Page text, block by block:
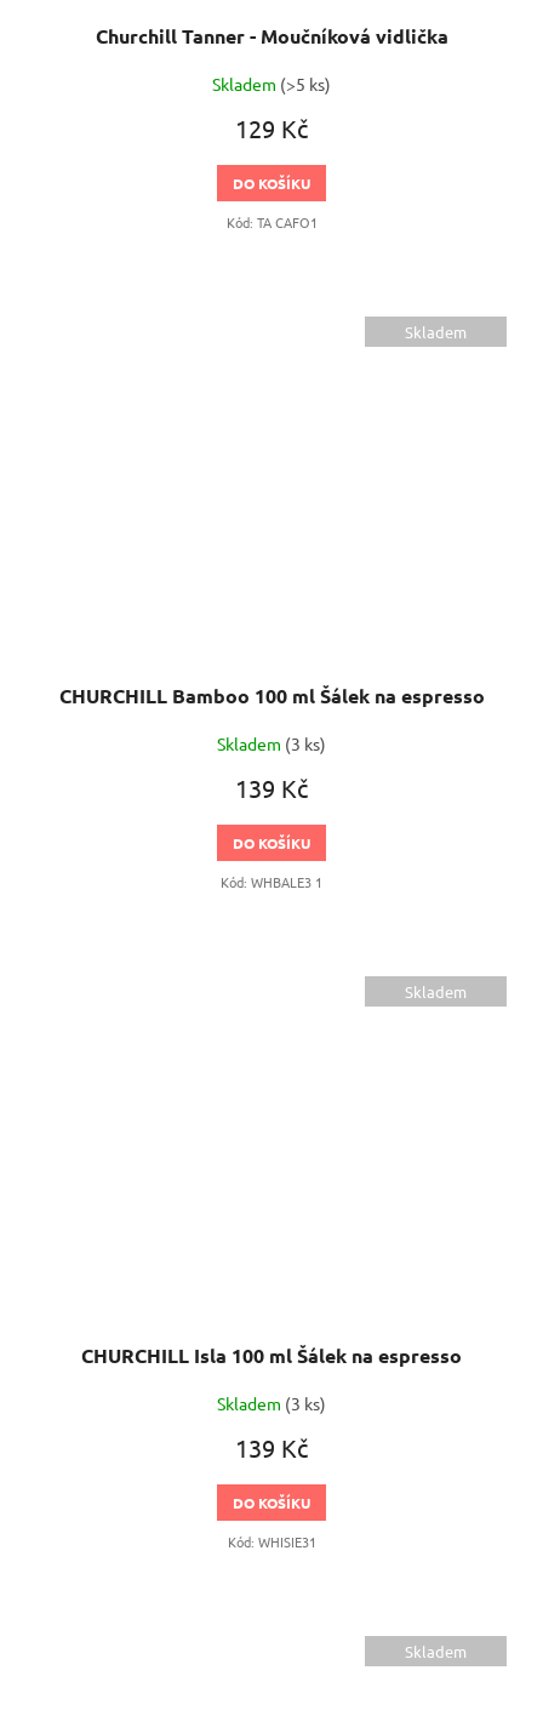
Churchill Tanner - Moučníková vidlička
Skladem (>5 ks)
129 Kč
DO KOŠÍKU
Kód: TA CAFO1
Skladem
CHURCHILL Bamboo 100 ml Šálek na espresso
Skladem (3 ks)
139 Kč
DO KOŠÍKU
Kód: WHBALE3 1
Skladem
CHURCHILL Isla 100 ml Šálek na espresso
Skladem (3 ks)
139 Kč
DO KOŠÍKU
Kód: WHISIE31
Skladem